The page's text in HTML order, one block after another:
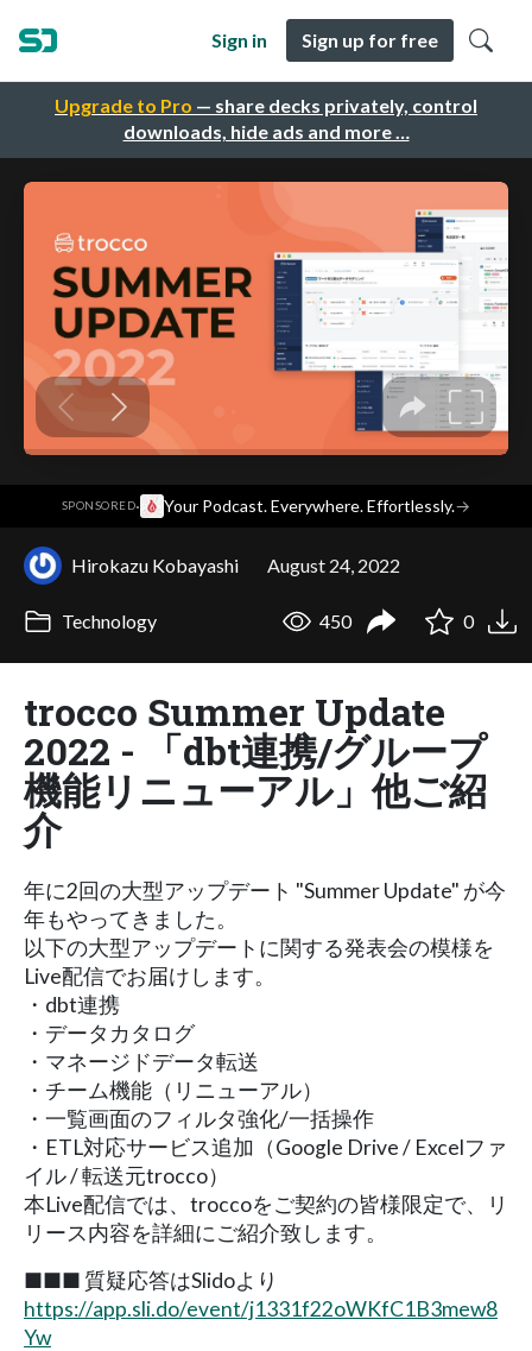
Upgrade to Pro — share decks privately, control
downloads, hide ads and more …
Sign in Sign up for free
SPONSORED· Your Podcast. Everywhere. Effortlessly.→
Hirokazu Kobayashi August 24, 2022
Technology 450 0
trocco Summer Update
2022 - 「dbt連携/グループ
機能リニューアル」他ご紹
介
年に2回の大型アップデート "Summer Update" が今
年もやってきました。
以下の大型アップデートに関する発表会の模様を
Live配信でお届けします。
・dbt連携
・データカタログ
・マネージドデータ転送
・チーム機能（リニューアル）
・一覧画面のフィルタ強化/一括操作
・ETL対応サービス追加（Google Drive / Excelファ
イル / 転送元trocco）
本Live配信では、troccoをご契約の皆様限定で、リ
リース内容を詳細にご紹介致します。
■■■ 質疑応答はSlidoより
https://app.sli.do/event/j1331f22oWKfC1B3mew8
Yw